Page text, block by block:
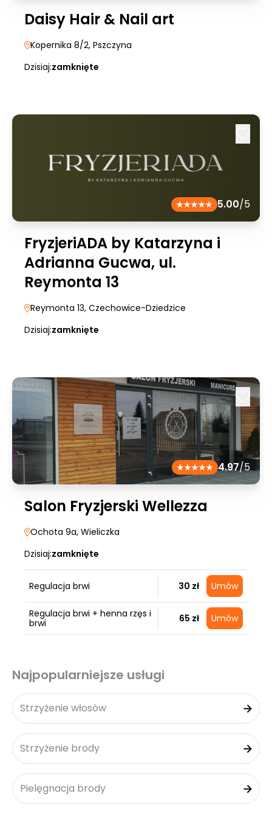
Daisy Hair & Nail art
Kopernika 8/2, Pszczyna
Dzisiaj:zamknięte
5.00/5
FryzjeriADA by Katarzyna i
Adrianna Gucwa, ul.
Reymonta 13
Reymonta 13, Czechowice-Dziedzice
Dzisiaj:zamknięte
4.97/5
Salon Fryzjerski Wellezza
Ochota 9a, Wieliczka
Dzisiaj:zamknięte
Regulacja brwi 30 zł Umów
Regulacja brwi + henna rzęs i
brwi
65 zł Umów
Najpopularniejsze usługi
Strzyżenie włosów
Strzyżenie brody
Pielęgnacja brody